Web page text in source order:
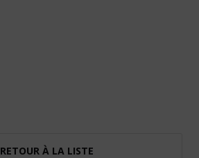
RETOUR À LA LISTE